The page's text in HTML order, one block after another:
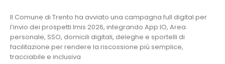
Il Comune di Trento ha avviato una campagna full digital per
l’invio dei prospetti Imis 2026, integrando App IO, Area
personale, SSO, domicili digitali, deleghe e sportelli di
facilitazione per rendere la riscossione più semplice,
tracciabile e inclusiva